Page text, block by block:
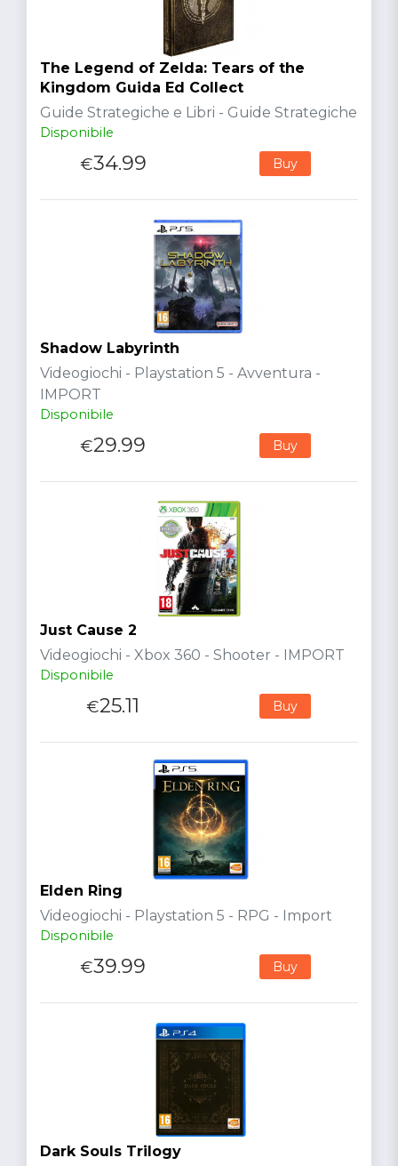
The Legend of Zelda: Tears of the
Kingdom Guida Ed Collect
Guide Strategiche e Libri - Guide Strategiche
Disponibile
€34.99 Buy
Shadow Labyrinth
Videogiochi - Playstation 5 - Avventura -
IMPORT
Disponibile
€29.99 Buy
Just Cause 2
Videogiochi - Xbox 360 - Shooter - IMPORT
Disponibile
€25.11 Buy
Elden Ring
Videogiochi - Playstation 5 - RPG - Import
Disponibile
€39.99 Buy
Dark Souls Trilogy